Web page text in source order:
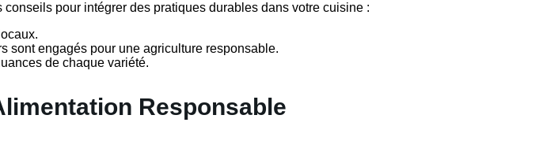
pour intégrer des pratiques durables dans votre cuisine :
sont engagés pour une agriculture responsable.
de chaque variété.
Responsable